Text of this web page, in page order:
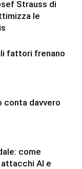
Strauss di
le
fattori frenano
conta davvero
come
AI e